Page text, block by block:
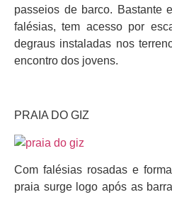
passeios de barco. Bastante
falésias, tem acesso por
degraus instaladas nos
encontro dos jovens.
PRAIA DO GIZ
Com falésias rosadas e
praia surge logo após as